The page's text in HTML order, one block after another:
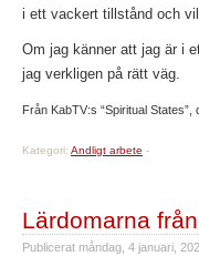
i ett vackert tillstånd och
Om jag känner att jag är i
jag verkligen på rätt väg.
Från KabTV:s “Spiritual States”,
Kategori: Andligt arbete -
Lärdomarna
Publicerat måndag, 4 januari,